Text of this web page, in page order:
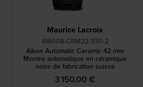
Maurice Lacroix
AI6008-CRM22-330-2
Aikon Automatic Ceramic 42 mm
Montre automatique en céramique
noire de fabrication suisse
3 150,00 €